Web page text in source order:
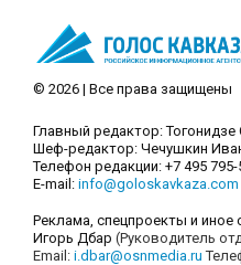
© 2026 | Все права защищены
Главный редактор: Тогонидзе
Шеф-редактор: Чечушкин
Телефон редакции: +7 495 795-
E-mail: info@goloskavkaza.com
Реклама, спецпроекты и иное
Игорь Дбар (Руководитель
Email: i.dbar@osnmedia.ru